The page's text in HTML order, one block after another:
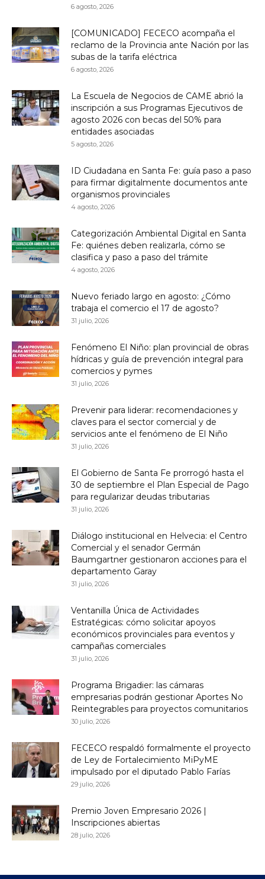
6 agosto, 2026
[COMUNICADO] FECECO acompaña el
reclamo de la Provincia ante Nación por las
subas de la tarifa eléctrica
6 agosto, 2026
La Escuela de Negocios de CAME abrió la
inscripción a sus Programas Ejecutivos de
agosto 2026 con becas del 50% para
entidades asociadas
5 agosto, 2026
ID Ciudadana en Santa Fe: guía paso a paso
para firmar digitalmente documentos ante
organismos provinciales
4 agosto, 2026
Categorización Ambiental Digital en Santa
Fe: quiénes deben realizarla, cómo se
clasifica y paso a paso del trámite
4 agosto, 2026
Nuevo feriado largo en agosto: ¿Cómo
trabaja el comercio el 17 de agosto?
31 julio, 2026
Fenómeno El Niño: plan provincial de obras
hídricas y guía de prevención integral para
comercios y pymes
31 julio, 2026
Prevenir para liderar: recomendaciones y
claves para el sector comercial y de
servicios ante el fenómeno de El Niño
31 julio, 2026
El Gobierno de Santa Fe prorrogó hasta el
30 de septiembre el Plan Especial de Pago
para regularizar deudas tributarias
31 julio, 2026
Diálogo institucional en Helvecia: el Centro
Comercial y el senador Germán
Baumgartner gestionaron acciones para el
departamento Garay
31 julio, 2026
Ventanilla Única de Actividades
Estratégicas: cómo solicitar apoyos
económicos provinciales para eventos y
campañas comerciales
31 julio, 2026
Programa Brigadier: las cámaras
empresarias podrán gestionar Aportes No
Reintegrables para proyectos comunitarios
30 julio, 2026
FECECO respaldó formalmente el proyecto
de Ley de Fortalecimiento MiPyME
impulsado por el diputado Pablo Farías
29 julio, 2026
Premio Joven Empresario 2026 |
Inscripciones abiertas
28 julio, 2026